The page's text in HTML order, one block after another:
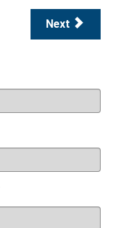
Next